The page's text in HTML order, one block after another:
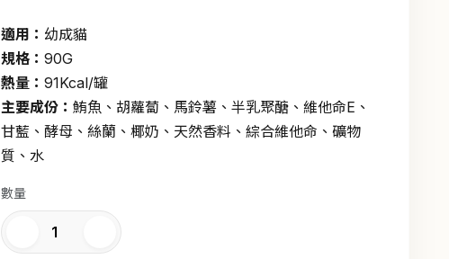
適用： 幼成貓
規格： 90G
熱量： 91Kcal/罐
主要成份： 鮪魚、胡蘿蔔、馬鈴薯、半乳聚醣、維他命E、
甘藍、酵母、絲蘭、椰奶、天然香料、綜合維他命、礦物
質、水
數量